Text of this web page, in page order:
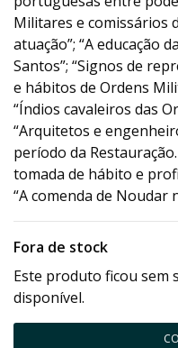
Militares e comissários
atuação”; “A educação
Santos”; “Signos de
e hábitos de Ordens
“Índios cavaleiros das
“Arquitetos e
período da Restauração.
tomada de hábito e
“A comenda de Noudar
Fora de stock
Este produto ficou sem
disponível.